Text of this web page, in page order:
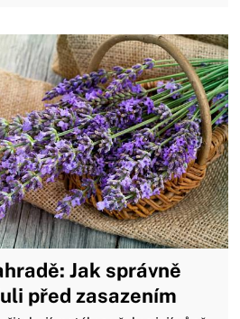
Jak správně
před zasazením